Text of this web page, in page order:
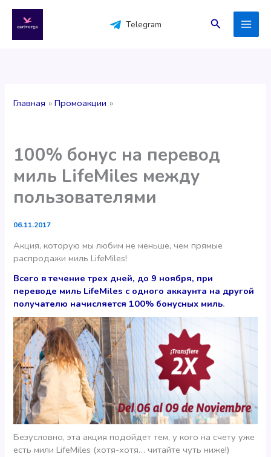
содержимому
Telegram Поиск
Главная Промоакции
100% бонус на перевод
миль LifeMiles между
пользователями
06.11.2017
Акция, которую мы любим не меньше, чем прямые
распродажи миль LifeMiles!
Всего в течение трех дней, до 9 ноября, при
переводе миль LifeMiles с одного аккаунта на другой
получателю начисляется 100% бонусных миль.
Безусловно, эта акция подойдет тем, у кого на счету уже
есть мили LifeMiles (хотя-хотя… читайте чуть ниже!)